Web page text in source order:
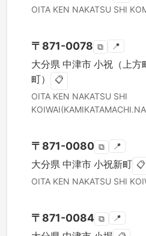
OITA KEN NAKATSU SHI
〒 871-0078 ⧉ 📍
大分県 中津市 小祝（上方
町）
📋
OITA KEN NAKATSU SHI
〒 871-0080 ⧉ 📍
大分県 中津市 小祝新町 📋
OITA KEN NAKATSU SHI
〒 871-0084 ⧉ 📍